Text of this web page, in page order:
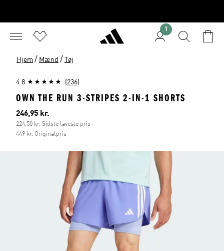
1
Hjem / Mænd / Tøj
4.8 (236)
OWN THE RUN 3-STRIPES 2-IN-1 SHORTS
Nuværende pris
246,95 kr.
224,50 kr. Sidste laveste pris
449 kr. Originalpris